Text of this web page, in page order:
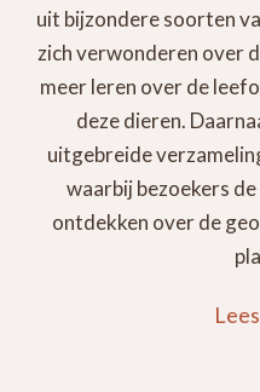
uit bijzondere soorten
zich verwonderen over
meer leren over de
deze dieren.
uitgebreide
waarbij bezoekers
ontdekken over de